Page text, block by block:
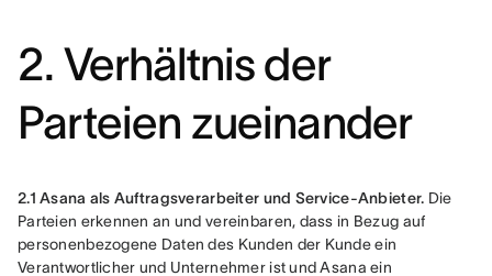
2. Verhältnis der
Parteien zueinander
2.1 Asana als Auftragsverarbeiter und Service-Anbieter. Die
Parteien erkennen an und vereinbaren, dass in Bezug auf
personenbezogene Daten des Kunden der Kunde ein
Verantwortlicher und Unternehmer ist und Asana ein